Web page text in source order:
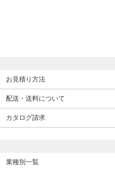
お見積り方法
配送・送料について
カタログ請求
業種別一覧